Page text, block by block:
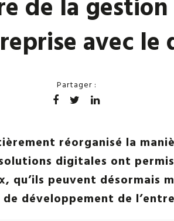
avec
Partager :
réorganisé la
digitales ont
qu’ils peuvent désormais
développement de